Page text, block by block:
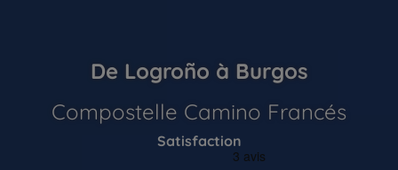
De Logroño à Burgos
Compostelle Camino Francés
Satisfaction